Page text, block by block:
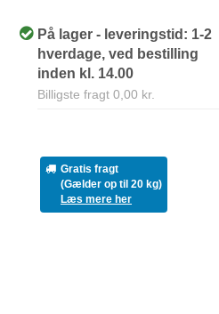
På lager - leveringstid: 1-2
hverdage, ved bestilling
inden kl. 14.00
Billigste fragt 0,00 kr.
Gratis fragt
(Gælder op til 20 kg)
Læs mere her